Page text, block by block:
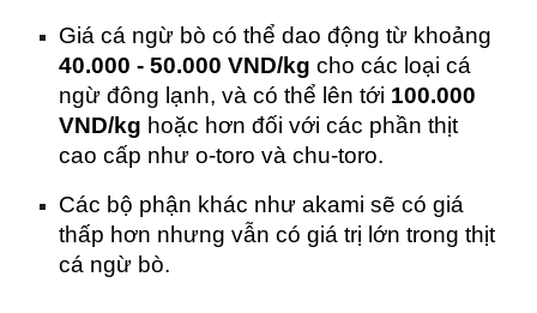
Giá cá ngừ bò có thể dao động từ khoảng
40.000 - 50.000 VND/kg cho các loại cá
ngừ đông lạnh, và có thể lên tới 100.000
VND/kg hoặc hơn đối với các phần thịt
cao cấp như o-toro và chu-toro.
Các bộ phận khác như akami sẽ có giá
thấp hơn nhưng vẫn có giá trị lớn trong thịt
cá ngừ bò.